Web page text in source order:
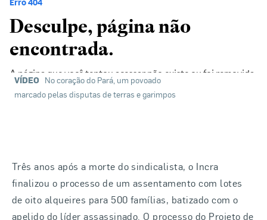
VÍDEO
No coração do Pará, um povoado
marcado pelas disputas de terras e garimpos
Três anos após a morte do sindicalista, o Incra
finalizou o processo de um assentamento com lotes
de oito alqueires para 500 famílias, batizado com o
apelido do líder assassinado. O processo do Projeto de